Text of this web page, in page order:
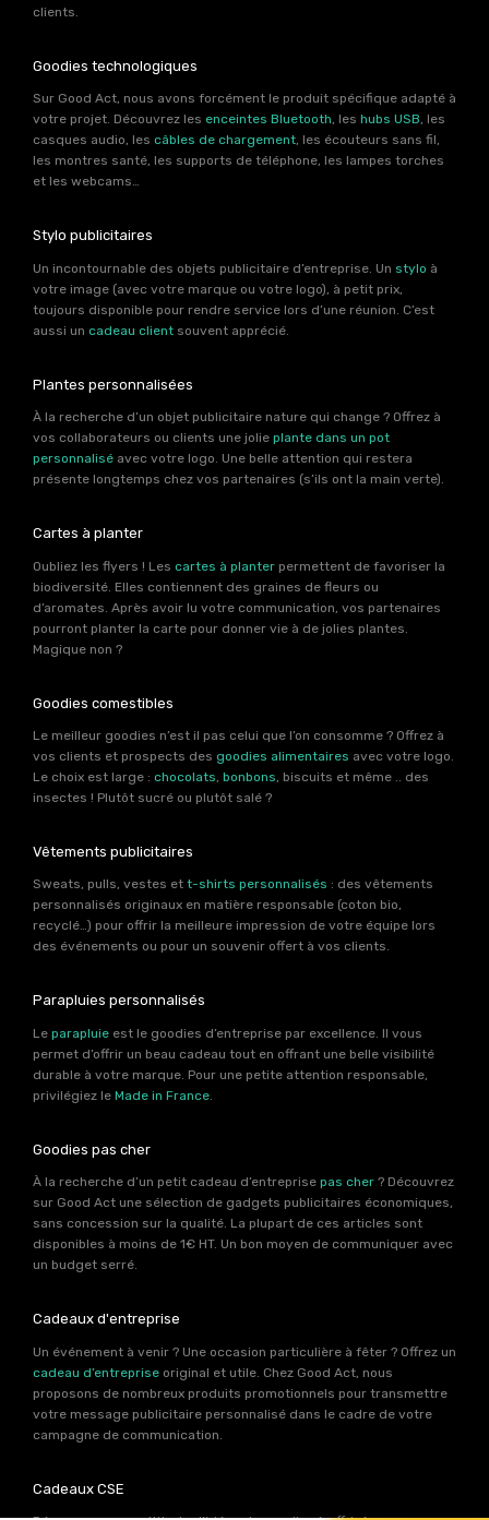
clients.
Goodies technologiques
Sur Good Act, nous avons forcément le produit spécifique adapté à
votre projet. Découvrez les enceintes Bluetooth, les hubs USB, les
casques audio, les câbles de chargement, les écouteurs sans fil,
les montres santé, les supports de téléphone, les lampes torches
et les webcams…
Stylo publicitaires
Un incontournable des objets publicitaire d’entreprise. Un stylo à
votre image (avec votre marque ou votre logo), à petit prix,
toujours disponible pour rendre service lors d’une réunion. C’est
aussi un cadeau client souvent apprécié.
Plantes personnalisées
À la recherche d’un objet publicitaire nature qui change ? Offrez à
vos collaborateurs ou clients une jolie plante dans un pot
personnalisé avec votre logo. Une belle attention qui restera
présente longtemps chez vos partenaires (s’ils ont la main verte).
Cartes à planter
Oubliez les flyers ! Les cartes à planter permettent de favoriser la
biodiversité. Elles contiennent des graines de fleurs ou
d’aromates. Après avoir lu votre communication, vos partenaires
pourront planter la carte pour donner vie à de jolies plantes.
Magique non ?
Goodies comestibles
Le meilleur goodies n’est il pas celui que l’on consomme ? Offrez à
vos clients et prospects des goodies alimentaires avec votre logo.
Le choix est large : chocolats, bonbons, biscuits et même .. des
insectes ! Plutôt sucré ou plutôt salé ?
Vêtements publicitaires
Sweats, pulls, vestes et t-shirts personnalisés : des vêtements
personnalisés originaux en matière responsable (coton bio,
recyclé…) pour offrir la meilleure impression de votre équipe lors
des événements ou pour un souvenir offert à vos clients.
Parapluies personnalisés
Le parapluie est le goodies d’entreprise par excellence. Il vous
permet d’offrir un beau cadeau tout en offrant une belle visibilité
durable à votre marque. Pour une petite attention responsable,
privilégiez le Made in France
Goodies pas cher
À la recherche d’un petit cadeau d’entreprise pas cher ? Découvrez
sur Good Act une sélection de gadgets publicitaires économiques,
sans concession sur la qualité. La plupart de ces articles sont
disponibles à moins de 1€ HT. Un bon moyen de communiquer avec
un budget serré.
Cadeaux d'entreprise
Un événement à venir ? Une occasion particulière à fêter ? Offrez un
cadeau d’entreprise original et utile. Chez Good Act, nous
proposons de nombreux produits promotionnels pour transmettre
votre message publicitaire personnalisé dans le cadre de votre
campagne de communication.
Cadeaux CSE